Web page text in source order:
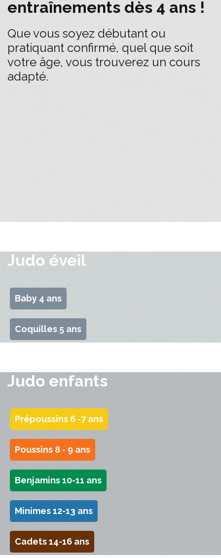
entraînements dès 4 ans !
Que vous soyez débutant ou
pratiquant confirmé, quel que soit
votre âge, vous trouverez un cours
adapté.
Judo éveil
Baby 4 ans
Coquilles 5 ans
Judo enfants
Prépoussins 6 -7 ans
Poussins 8 - 9 ans
Benjamins 10-11 ans
Minimes 12-13 ans
Cadets 14-16 ans